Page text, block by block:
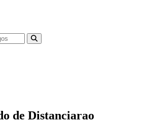
de Distanciarao